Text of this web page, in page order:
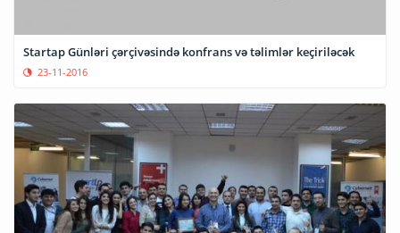
Startap Günləri çərçivəsində konfrans və təlimlər keçiriləcək
23-11-2016